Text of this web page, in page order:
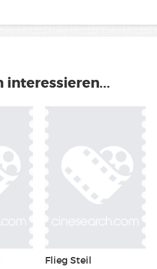
interessieren...
Flieg Steil